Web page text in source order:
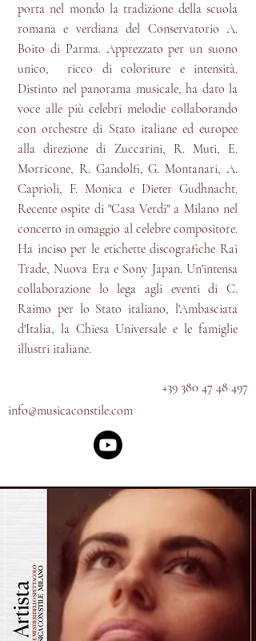
porta nel mondo la tradizione della scuola
romana e verdiana del Conservatorio A.
Boito di Parma. Apprezzato per un suono
unico, ricco di coloriture e intensità.
Distinto nel panorama musicale, ha dato la
voce alle più celebri melodie collaborando
con orchestre di Stato italiane ed europee
alla direzione di Zuccarini, R. Muti, E.
Morricone, R. Gandolfi, G. Montanari, A.
Caprioli, F. Monica e Dieter Gudhnacht.
Recente ospite di "Casa Verdi" a Milano nel
concerto in omaggio al celebre compositore.
Ha inciso per le etichette discografiche Rai
Trade, Nuova Era e Sony Japan. Un'intensa
collaborazione lo lega agli eventi di C.
Raimo per lo Stato italiano, l'Ambasciata
d'Italia, la Chiesa Universale e le famiglie
illustri italiane.
+39 380 47 48 497
info@musicaconstile.com